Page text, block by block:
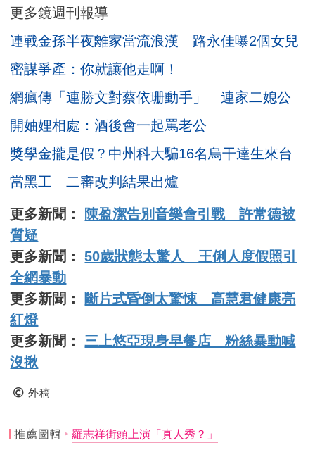
更多鏡週刊報導
連戰金孫半夜離家當流浪漢 路永佳曝2個女兒
密謀爭產：你就讓他走啊！
網瘋傳「連勝文對蔡依珊動手」 連家二媳公
開妯娌相處：酒後會一起罵老公
獎學金攏是假？中州科大騙16名烏干達生來台
當黑工 二審改判結果出爐
更多新聞：
陳盈潔告別音樂會引戰 許常德被
質疑
更多新聞：50歲狀態太驚人 王俐人度假照引
全網暴動
更多新聞： 斷片式昏倒太驚悚 高慧君健康亮
紅燈
更多新聞：三上悠亞現身早餐店 粉絲暴動喊
沒揪
外稿
推薦圖輯 羅志祥街頭上演「真人秀？」